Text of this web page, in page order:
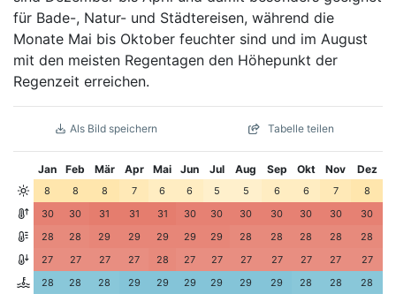
für Bade-, Natur- und Städtereisen, während die
Monate Mai bis Oktober feuchter sind und im August
mit den meisten Regentagen den Höhepunkt der
Regenzeit erreichen.
Als Bild speichern Tabelle teilen
Jan Feb Mär Apr Mai Jun Jul Aug Sep Okt Nov Dez
8 8 8 7 6 6 5 5 6 6 7
8
30
30 31 31 31 30 30 30 30 30 30
30
28
28 29 29 29 29 29 28 28 28 28
28
27
27 27 27 28 27 27 27 27 27 27
27
28
28 28 29 29 29 29 29 29 28 28
28